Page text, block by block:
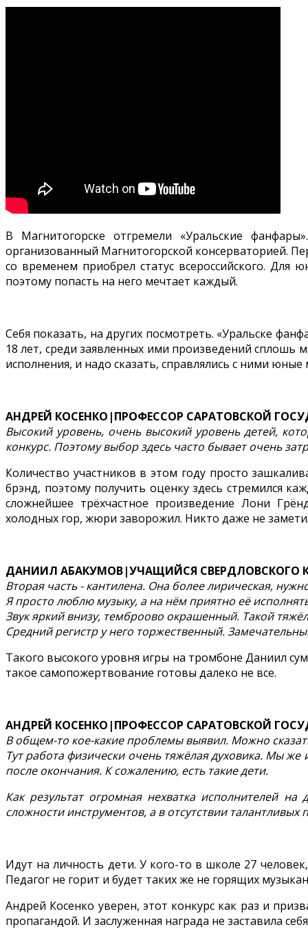
В Магнитогорске отгремели «Уральские
организованный Магнитогорской консерваторией.
со временем приобрел статус всероссийского.
поэтому попасть на него мечтает каждый.
Себя показать, на других посмотреть. «Уральске
18 лет, среди заявленных ими произведений сплошь
исполнения, и надо сказать, справлялись с ними
АНДРЕЙ КОСЕНКО|ПРОФЕССОР САРАТОВСКОЙ
Высокий уровень, очень высокий уровень детей,
конкурс. Поэтому выбор здесь часто бывает очень
Количество участников в этом году просто
брэнд, поэтому получить оценку здесь стремился
сложнейшее трёхчастное произведение Лони
холодных гор, жюри заворожил. Никто даже не
ДАНИИЛ АБАКУМОВ|УЧАЩИЙСЯ СВЕРДЛОВСКОГО
Вторая часть - кантилена. Она более лирическая,
Я просто люблю музыку, а на нём приятно её
Звук яркий внизу, темброово окрашенный. Такой
Средний регистр у него торжественный.
Такого высокого уровня игры на тромбоне Даниил
такое самопожертвование готовы далеко не все.
АНДРЕЙ КОСЕНКО|ПРОФЕССОР САРАТОВСКОЙ
В общем-то кое-какие проблемы выявил. Можно
Тут работа физически очень тяжёлая духовика. Мы
после окончания. К сожалению, есть такие дети.
Как результат огромная нехватка исполнителей
сложности инструментов, а в отсутствии талантливых
Идут на личность дети. У кого-то в школе 27
Педагог не горит и будет таких же не горящих
Андрей Косенко уверен, этот конкурс как раз и
пропагандой. И заслуженная награда не заставила